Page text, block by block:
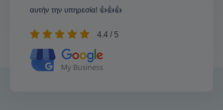
αυτήν την υπηρεσία! 👍👍👍
4.4 / 5